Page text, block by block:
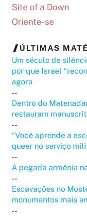
Site of a Down
Oriente-se
ÚLTIMAS
Um século de
por que Israel
agora
--
Dentro do
restauram
--
“Você aprende a
queer no serviço
--
A pegada armênia
--
Escavações no
monumentos mais
--